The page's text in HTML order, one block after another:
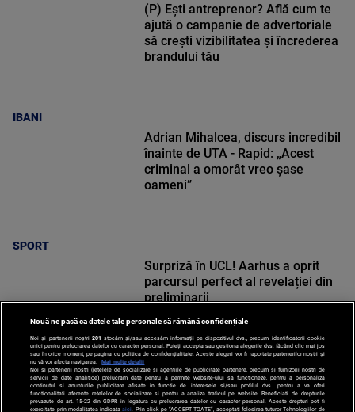
IBANI
(P) Ești antreprenor? Află cum te
ajută o campanie de advertoriale
să crești vizibilitatea și încrederea
brandului tău
SPORT
Adrian Mihalcea, discurs incredibil
înainte de UTA - Rapid: „Acest
criminal a omorât vreo șase
oameni”
SPORT
Surpriză în UCL! Aarhus a oprit
parcursul perfect al revelației din
preliminarii
Nouă ne pasă ca datele tale personale să rămână confidențiale
Noi și partenerii noștri 201 stocăm și/sau accesăm informații pe dispozitivul dvs., precum identificatorii cookie
unici pentru prelucrarea datelor cu caracter personal. Puteți accepta sau gestiona alegerile dvs. făcând clic mai jos
sau în orice moment, pe pagina cu politica de confidențialitate. Aceste alegeri vor fi raportate partenerilor noștri și
nu vă vor afecta navigarea.
Mai multe detalii
Noi si partenerii nostri (retelele de socializare si agentiile de publicitate partenere, precum si furnizorii nostri de
servicii de date analitice) prelucram date pentru a permite website-ului sa functioneze, pentru a personaliza
continutul si anunturile publicitare afisate in functie de interesele si/sau profilul dvs., pentru a va oferi
functionalitati aferente retelelor de socializare si pentru a analiza traficul pe website. Beneficiati de drepturile
prevazute de art. 15-22 din GDPR in legatura cu prelucrarea datelor cu caracter personal. Aceste drepturi pot fi
exercitate prin modalitatea indicataaici . Prin click pe “ACCEPT TOATE”, acceptati folosirea tuturor Tehnologiilor de